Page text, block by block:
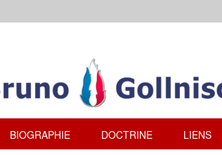
BIOGRAPHIE DOCTRINE LIENS